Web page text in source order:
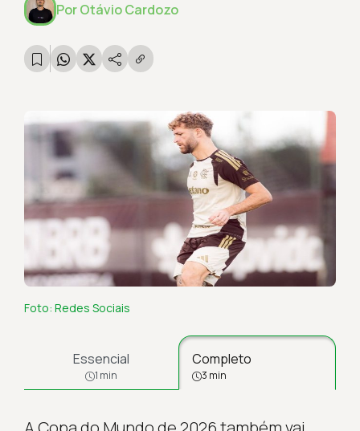
PorOtávio Cardozo
Foto: Redes Sociais
Essencial
1 min
Completo
3 min